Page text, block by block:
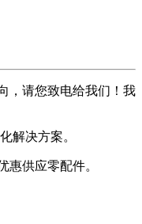
，请您致电给我们！我
解决方案。
惠供应零配件。